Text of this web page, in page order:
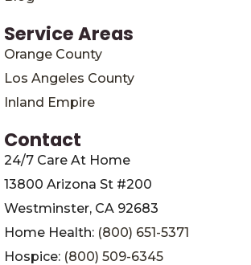
Service Areas
Orange County
Los Angeles County
Inland Empire
Contact
24/7 Care At Home
13800 Arizona St #200
Westminster, CA 92683
Home Health: (800) 651-5371
Hospice: (800) 509-6345